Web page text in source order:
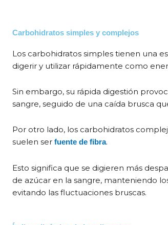
Carbohidratos simples y complejos
Los carbohidratos simples tienen una
digerir y utilizar rápidamente como
Sin embargo, su rápida digestión
sangre, seguido de una caída brusca
Por otro lado, los carbohidratos
suelen ser fuente de fibra.
Esto significa que se digieren más
de azúcar en la sangre, manteniendo
evitando las fluctuaciones bruscas.